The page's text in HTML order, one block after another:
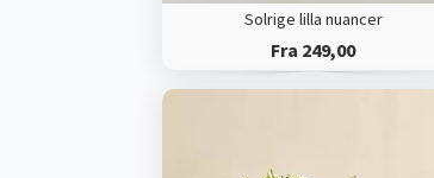
Solrige lilla nuancer
Fra 249,00